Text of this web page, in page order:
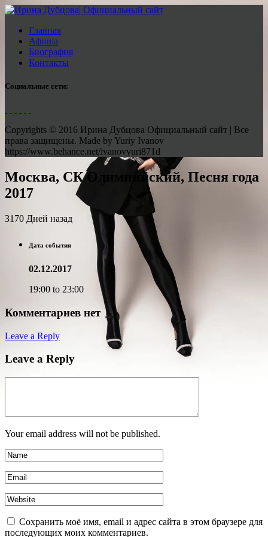
Главная
Афиша
Биография
Контакты
Социальные сети:
Copyrights © 2016 Ирина Дубцова Официальный сайт | Все
права защищены. Made by Yuriy Ivanov
https://www.behance.net/ivanovyuri871d
Москва, СК Олимпийский, Песня года
2017
3170 Дней назад
Дата события
02.12.2017
19:00 to 23:00
Комментариев нет
Leave a Reply
Leave a Reply
Your email address will not be published.
Сохранить моё имя, email и адрес сайта в этом браузере для
последующих моих комментариев.